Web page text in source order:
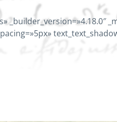
_builder_version=»4.18.0″